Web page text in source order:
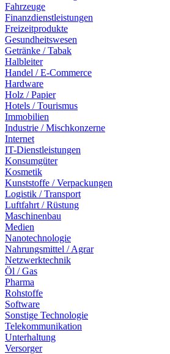
Fahrzeuge
Finanzdienstleistungen
Freizeitprodukte
Gesundheitswesen
Getränke / Tabak
Halbleiter
Handel / E-Commerce
Hardware
Holz / Papier
Hotels / Tourismus
Immobilien
Industrie / Mischkonzerne
Internet
IT-Dienstleistungen
Konsumgüter
Kosmetik
Kunststoffe / Verpackungen
Logistik / Transport
Luftfahrt / Rüstung
Maschinenbau
Medien
Nanotechnologie
Nahrungsmittel / Agrar
Netzwerktechnik
Öl / Gas
Pharma
Rohstoffe
Software
Sonstige Technologie
Telekommunikation
Unterhaltung
Versorger